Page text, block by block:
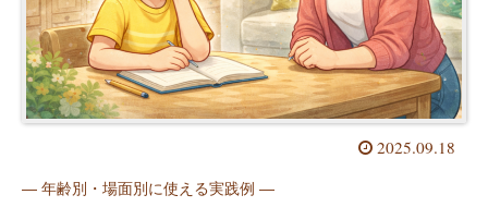
2025.09.18
― 年齢別・場面別に使える実践例 ―